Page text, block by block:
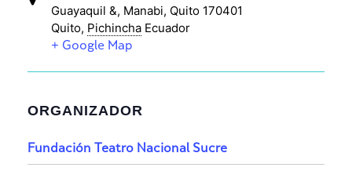
Guayaquil &, Manabi, Quito 170401
Quito, Pichincha Ecuador
+ Google Map
ORGANIZADOR
Fundación Teatro Nacional Sucre